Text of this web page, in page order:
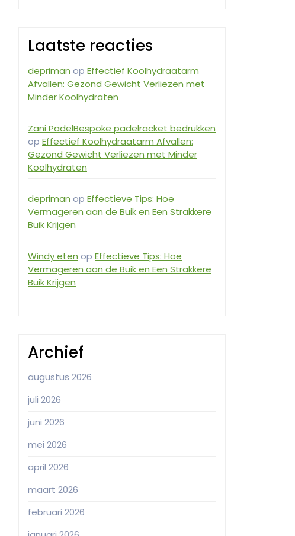
Laatste reacties
depriman op Effectief Koolhydraatarm
Afvallen: Gezond Gewicht Verliezen met
Minder Koolhydraten
Zani PadelBespoke padelracket bedrukken
op Effectief Koolhydraatarm Afvallen:
Gezond Gewicht Verliezen met Minder
Koolhydraten
depriman op Effectieve Tips: Hoe
Vermageren aan de Buik en Een Strakkere
Buik Krijgen
Windy eten op Effectieve Tips: Hoe
Vermageren aan de Buik en Een Strakkere
Buik Krijgen
Archief
augustus 2026
juli 2026
juni 2026
mei 2026
april 2026
maart 2026
februari 2026